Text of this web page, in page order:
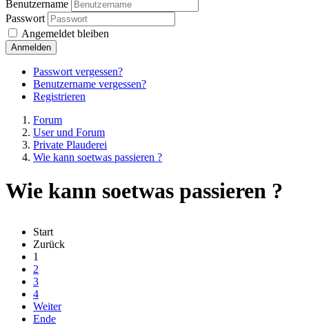
Benutzername
Passwort
Angemeldet bleiben
Anmelden
Passwort vergessen?
Benutzername vergessen?
Registrieren
Forum
User und Forum
Private Plauderei
Wie kann soetwas passieren ?
Wie kann soetwas passieren ?
Start
Zurück
1
2
3
4
Weiter
Ende